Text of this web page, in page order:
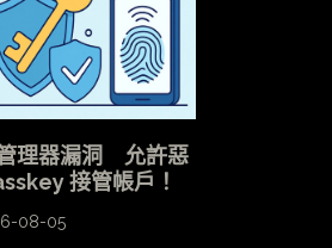
理器漏洞 允許惡
接管帳戶！
08-05